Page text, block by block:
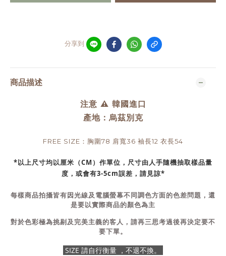
分享到
商品描述
注意 ⚠️ 韓國進口
產地：烏茲別克
FREE SIZE：胸圍78 肩寬36 袖長12 衣長54
*以上尺寸均以厘米（CM）作單位，尺寸由人手隨機抽取樣品量
度，或會有3-5cm誤差，請見諒*
每樣商品拍攝皆有因光線及電腦螢幕不同調色方面的色差問題，還
是要以實際商品的顏色為主
對於色彩極為挑剔及完美主義的客人，請再三思考過後再決定要不
要下單。
SIZE 請自行衡量 ，不退不換。